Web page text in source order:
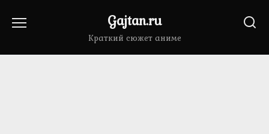
Gajtan.ru
Краткий сюжет аниме